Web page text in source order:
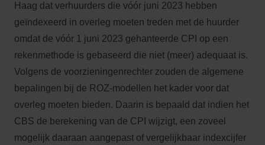
Haag dat verhuurders die vóór juni 2023 hebben
geïndexeerd in overleg moeten treden met de huurder
omdat de vóór 1 juni 2023 gehanteerde CPI op een
rekenmethode is gebaseerd die niet (meer) adequaat is.
Volgens de voorzieningenrechter zouden de algemene
bepalingen bij de ROZ-modellen het kader voor dat
overleg moeten bieden. Daarin is bepaald dat indien het
CBS de berekening van de CPI wijzigt, een zoveel
mogelijk daaraan aangepast of vergelijkbaar indexcijfer